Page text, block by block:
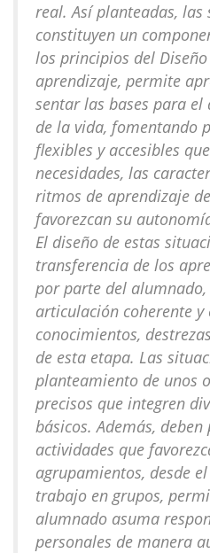
real. Así planteadas, las
constituyen un
los principios del
aprendizaje, permite
sentar las bases para
de la vida, fomentando
flexibles y accesibles
necesidades, las
ritmos de aprendizaje
favorezcan su
El diseño de estas
transferencia de los
por parte del
articulación coherente
conocimientos,
de esta etapa. Las
planteamiento de unos
precisos que integren
básicos. Además,
actividades que
agrupamientos, desde
trabajo en grupos,
alumnado asuma
personales de manera